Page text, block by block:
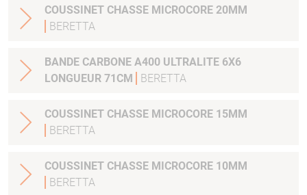
COUSSINET CHASSE MICROCORE 20MM
BERETTA
BANDE CARBONE A400 ULTRALITE 6X6
LONGUEUR 71CM
BERETTA
COUSSINET CHASSE MICROCORE 15MM
BERETTA
COUSSINET CHASSE MICROCORE 10MM
BERETTA